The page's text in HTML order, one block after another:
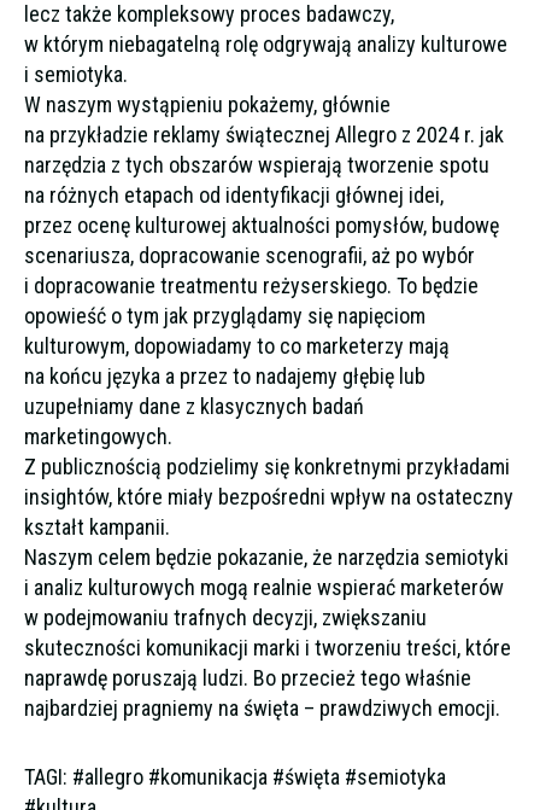
lecz także kompleksowy proces badawczy,
w którym niebagatelną rolę odgrywają analizy kulturowe
i semiotyka.
W naszym wystąpieniu pokażemy, głównie
na przykładzie reklamy świątecznej Allegro z 2024 r. jak
narzędzia z tych obszarów wspierają tworzenie spotu
na różnych etapach od identyfikacji głównej idei,
przez ocenę kulturowej aktualności pomysłów, budowę
scenariusza, dopracowanie scenografii, aż po wybór
i dopracowanie treatmentu reżyserskiego. To będzie
opowieść o tym jak przyglądamy się napięciom
kulturowym, dopowiadamy to co marketerzy mają
na końcu języka a przez to nadajemy głębię lub
uzupełniamy dane z klasycznych badań
marketingowych.
Z publicznością podzielimy się konkretnymi przykładami
insightów, które miały bezpośredni wpływ na ostateczny
kształt kampanii.
Naszym celem będzie pokazanie, że narzędzia semiotyki
i analiz kulturowych mogą realnie wspierać marketerów
w podejmowaniu trafnych decyzji, zwiększaniu
skuteczności komunikacji marki i tworzeniu treści, które
naprawdę poruszają ludzi. Bo przecież tego właśnie
najbardziej pragniemy na święta – prawdziwych emocji.
TAGI: #allegro #komunikacja #święta #semiotyka